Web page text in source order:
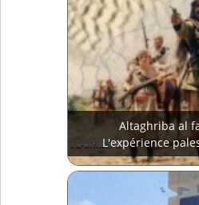
Altaghriba al
L'expérience